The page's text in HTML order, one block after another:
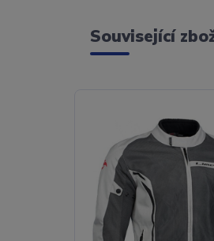
Související